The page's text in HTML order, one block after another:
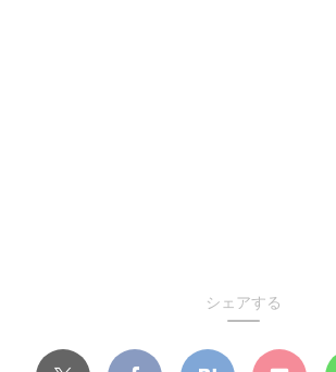
シェアする